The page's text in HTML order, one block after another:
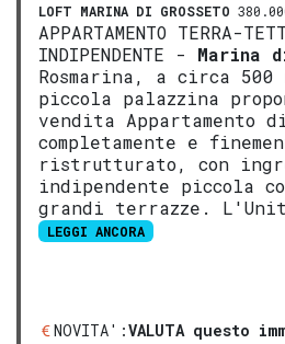
LOFT MARINA DI GROSSETO
APPARTAMENTO TERRA-
INDIPENDENTE - Marina
Rosmarina, a circa
piccola palazzina
vendita Appartamento
completamente e
ristrutturato, con
indipendente piccola
grandi terrazze.
LEGGI ANCORA
NOVITA':VALUTA questo